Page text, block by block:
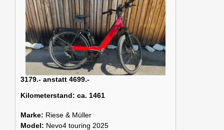
3179.- anstatt 4699.-
Kilometerstand: ca. 1461
Marke: Riese & Müller
Model: Nevo4 touring 2025